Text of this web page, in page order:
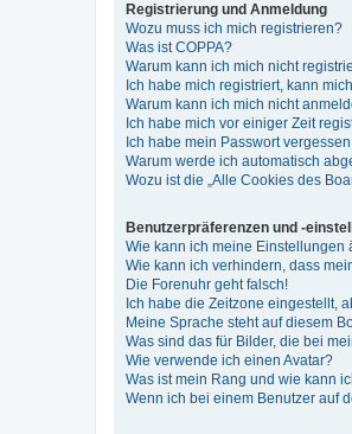
Registrierung und Anmeldung
Wozu muss ich mich registrieren?
Was ist COPPA?
Warum kann ich mich nicht
Ich habe mich registriert, kann
Warum kann ich mich nicht
Ich habe mich vor einiger Zeit
Ich habe mein Passwort
Warum werde ich automatisch
Wozu ist die „Alle Cookies des
Benutzerpräferenzen und -
Wie kann ich meine Einstellungen
Wie kann ich verhindern, dass
Die Forenuhr geht falsch!
Ich habe die Zeitzone eingestellt,
Meine Sprache steht auf diesem
Was sind das für Bilder, die bei
Wie verwende ich einen Avatar?
Was ist mein Rang und wie kann
Wenn ich bei einem Benutzer auf